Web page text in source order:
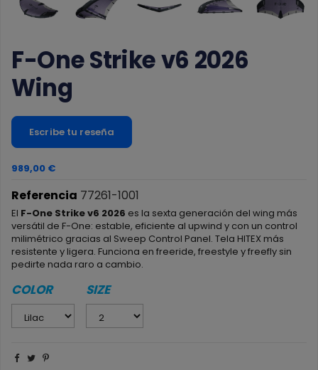
F-One Strike v6 2026
Wing
Escribe tu reseña
989,00 €
Referencia 77261-1001
El F-One Strike v6 2026 es la sexta generación del wing más
versátil de F-One: estable, eficiente al upwind y con un control
milimétrico gracias al Sweep Control Panel. Tela HITEX más
resistente y ligera. Funciona en freeride, freestyle y freefly sin
pedirte nada raro a cambio.
COLOR SIZE